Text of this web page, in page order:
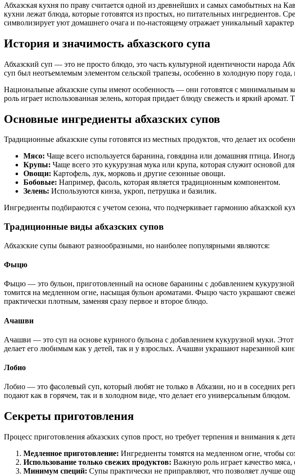
Абхазская кухня по праву считается одной из древнейших и самых самобытных на
кухни лежат блюда, которые готовятся из простых, но питательных ингредиентов.
символизирует уют домашнего очага и по-настоящему отражает уникальный характер
История и значимость абхазского супа
Абхазский суп — это не просто блюдо, это часть культурной идентичности народа
суп был неотъемлемым элементом сельской трапезы, особенно в холодную пору
Национальные абхазские супы имеют особенность — они готовятся с минимальным
роль играет использованная зелень, которая придает блюду свежесть и яркий
Основные ингредиенты абхазских супов
Традиционные абхазские супы готовятся из местных продуктов, что делает их
Мясо: Чаще всего используется баранина, говядина или домашняя птица.
Крупы: Чаще всего это кукурузная мука или крупа, которая служит основой
Овощи: Картофель, лук, морковь и другие сезонные овощи.
Бобовые: Например, фасоль, которая является традиционным компонентом.
Зелень: Используются кинза, укроп, петрушка и базилик.
Ингредиенты подбираются с учетом сезона, что подчеркивает гармонию абхазской
Традиционные виды абхазских супов
Абхазские супы бывают разнообразными, но наиболее популярными являются:
Фыцю
Фыцю — это бульон, приготовленный на основе баранины с добавлением
томится на медленном огне, насыщая бульон ароматами. Фыцю часто украшают
практически плотным, заменяя сразу первое и второе блюдо.
Ачашви
Ачашви — это суп на основе куриного бульона с добавлением кукурузной муки.
делает его любимым как у детей, так и у взрослых. Ачашви украшают нарезанной
Лобио
Лобио — это фасолевый суп, который любят не только в Абхазии, но и в соседних
подают как в горячем, так и в холодном виде, что делает его универсальным блюдом.
Секреты приготовления
Процесс приготовления абхазских супов прост, но требует терпения и внимания к
Медленное приготовление: Ингредиенты томятся на медленном огне, чтобы
Использование только свежих продуктов: Важную роль играет качество
Минимум специй: Супы практически не приправляют, что позволяет лучше